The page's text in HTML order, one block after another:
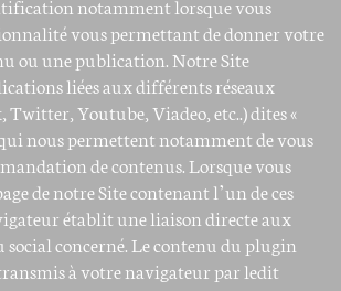
vous permettant de donner votre
ou une publication. Notre Site
liées aux différents réseaux
Twitter, Youtube, Viadeo, etc..) dites «
nous permettent notamment de vous
de contenus. Lorsque vous
de notre Site contenant l’un de ces
établit une liaison directe aux
social concerné. Le contenu du plugin
à votre navigateur par ledit